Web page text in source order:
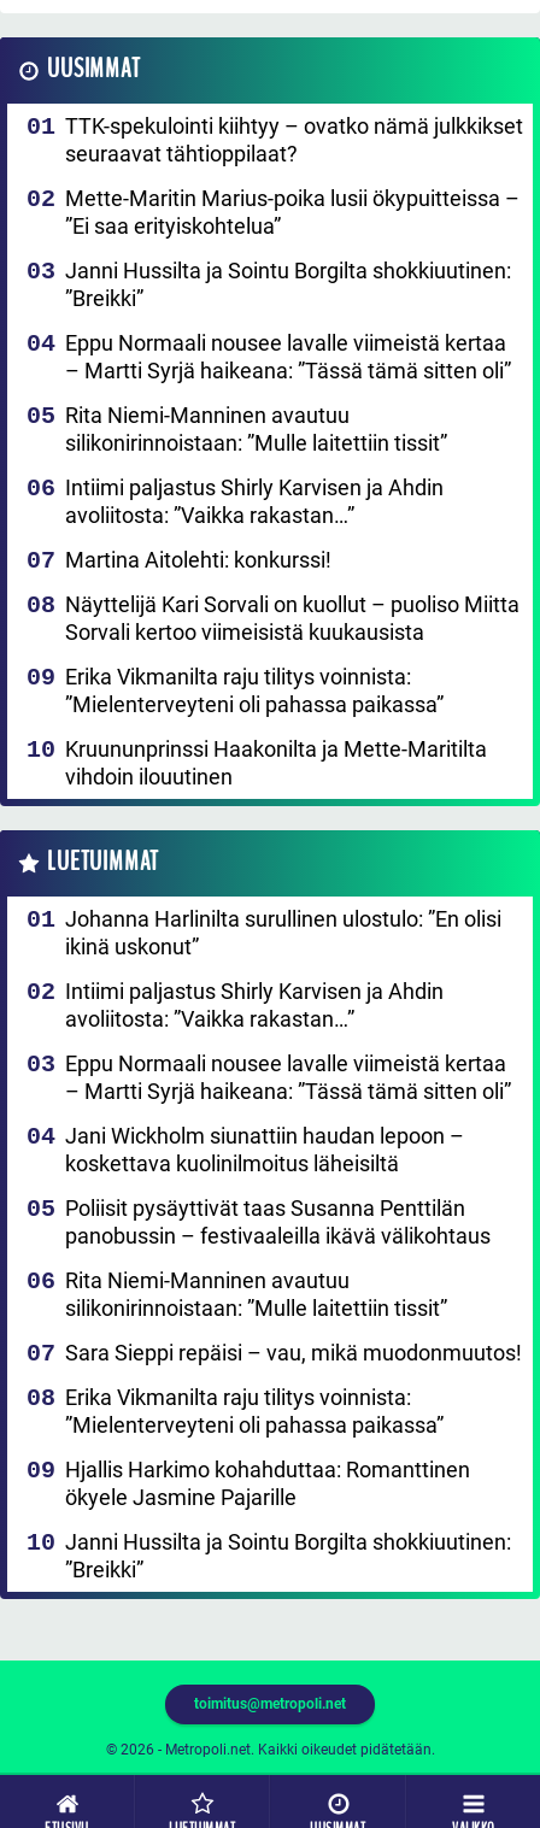
UUSIMMAT
TTK-spekulointi kiihtyy – ovatko nämä julkkikset
seuraavat tähtioppilaat?
Mette-Maritin Marius-poika lusii ökypuitteissa –
”Ei saa erityiskohtelua”
Janni Hussilta ja Sointu Borgilta shokkiuutinen:
”Breikki”
Eppu Normaali nousee lavalle viimeistä kertaa
– Martti Syrjä haikeana: ”Tässä tämä sitten oli”
Rita Niemi-Manninen avautuu
silikonirinnoistaan: ”Mulle laitettiin tissit”
Intiimi paljastus Shirly Karvisen ja Ahdin
avoliitosta: ”Vaikka rakastan…”
Martina Aitolehti: konkurssi!
Näyttelijä Kari Sorvali on kuollut – puoliso Miitta
Sorvali kertoo viimeisistä kuukausista
Erika Vikmanilta raju tilitys voinnista:
”Mielenterveyteni oli pahassa paikassa”
Kruununprinssi Haakonilta ja Mette-Maritilta
vihdoin ilouutinen
LUETUIMMAT
Johanna Harlinilta surullinen ulostulo: ”En olisi
ikinä uskonut”
Intiimi paljastus Shirly Karvisen ja Ahdin
avoliitosta: ”Vaikka rakastan…”
Eppu Normaali nousee lavalle viimeistä kertaa
– Martti Syrjä haikeana: ”Tässä tämä sitten oli”
Jani Wickholm siunattiin haudan lepoon –
koskettava kuolinilmoitus läheisiltä
Poliisit pysäyttivät taas Susanna Penttilän
panobussin – festivaaleilla ikävä välikohtaus
Rita Niemi-Manninen avautuu
silikonirinnoistaan: ”Mulle laitettiin tissit”
Sara Sieppi repäisi – vau, mikä muodonmuutos!
Erika Vikmanilta raju tilitys voinnista:
”Mielenterveyteni oli pahassa paikassa”
Hjallis Harkimo kohahduttaa: Romanttinen
ökyele Jasmine Pajarille
Janni Hussilta ja Sointu Borgilta shokkiuutinen:
”Breikki”
© 2026 - Metropoli.net. Kaikki oikeudet pidätetään.
toimitus@metropoli.net